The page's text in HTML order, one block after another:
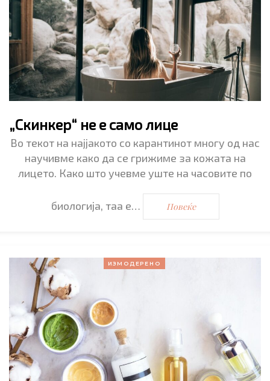
„Скинкер“ не е само лице
Во текот на најјакото со карантинот многу од нас
научивме како да се грижиме за кожата на
лицето. Како што учевме уште на часовите по
биологија, таа е… Повеќе
ИЗМОДЕРЕНО